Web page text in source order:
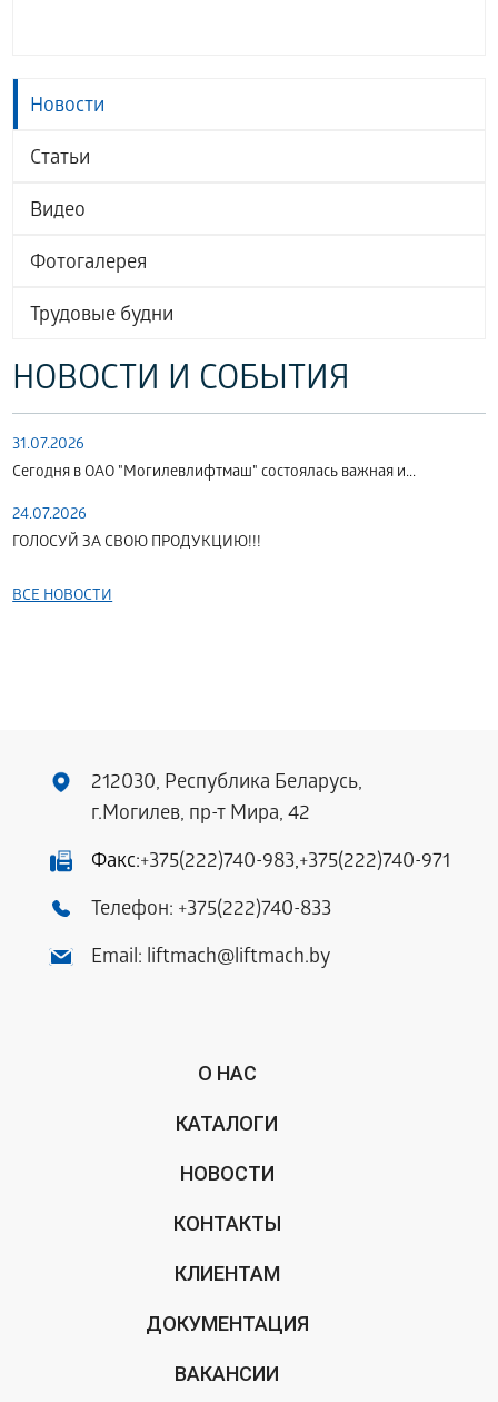
Новости
Статьи
Видео
Фотогалерея
Трудовые будни
НОВОСТИ И СОБЫТИЯ
31.07.2026
Сегодня в ОАО "Могилевлифтмаш" состоялась важная и...
24.07.2026
ГОЛОСУЙ ЗА СВОЮ ПРОДУКЦИЮ!!!
ВСЕ НОВОСТИ
212030, Республика Беларусь,
г.Могилев, пр-т Мира, 42
Факс:+375(222)740-983,+375(222)740-971
Телефон: +375(222)740-833
Email: liftmach@liftmach.by
О НАС
КАТАЛОГИ
НОВОСТИ
КОНТАКТЫ
КЛИЕНТАМ
ДОКУМЕНТАЦИЯ
ВАКАНСИИ